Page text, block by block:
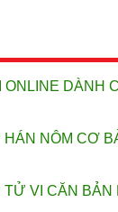
ONLINE DÀNH
HÁN NÔM CƠ
TỬ VI CĂN BẢN